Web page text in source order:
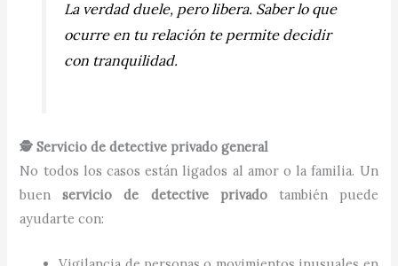
La verdad duele, pero libera. Saber lo que
ocurre en tu relación te permite decidir
con tranquilidad.
🕵️ Servicio de detective privado general
No todos los casos están ligados al amor o la familia. Un
buenservicio de detective privadotambién puede
ayudarte con: